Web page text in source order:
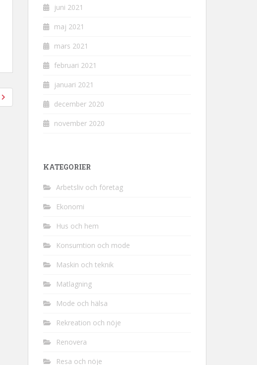
juni 2021
maj 2021
mars 2021
februari 2021
januari 2021
december 2020
november 2020
KATEGORIER
Arbetsliv och företag
Ekonomi
Hus och hem
Konsumtion och mode
Maskin och teknik
Matlagning
Mode och hälsa
Rekreation och nöje
Renovera
Resa och nöje